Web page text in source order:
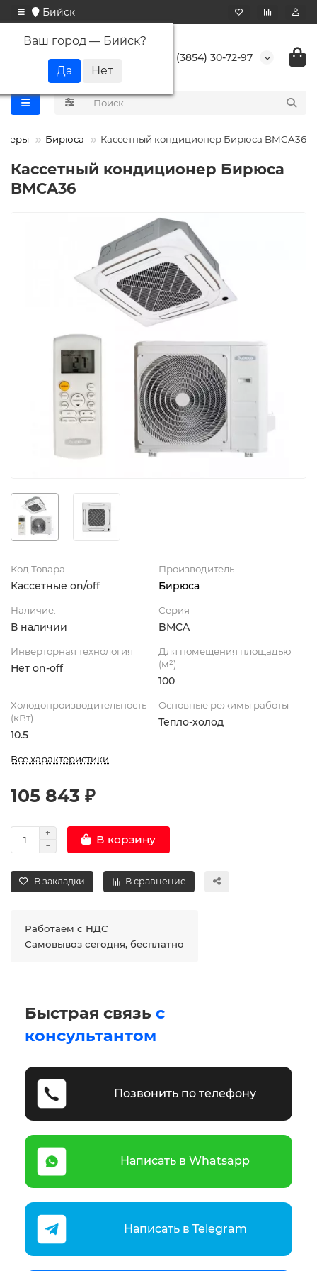
Бийск
Ваш город — Бийск?
+7 (3854) 30-72-97
Бирюса Кассетный кондиционер Бирюса BMCA36
Кассетный кондиционер Бирюса
BMCA36
Код Товара
Кассетные on/off
Производитель
Бирюса
Наличие:
В наличии
Серия
BMCA
Инверторная технология
Нет on-off
Для помещения площадью
(м²)
100
Холодопроизводительность
(кВт)
10.5
Основные режимы работы
Тепло-холод
Все характеристики
105 843 ₽
В корзину
В закладки В сравнение
Работаем с НДС
Самовывоз сегодня, бесплатно
Быстрая связь с
консультантом
Позвонить по телефону
Написать в Whatsapp
Написать в Telegram